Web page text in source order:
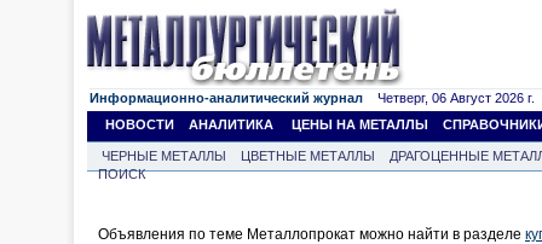
Информационно-аналитический журнал Четверг, 06 Август 2026 г.
НОВОСТИ
АНАЛИТИКА ЦЕНЫ НА МЕТАЛЛЫ
ЧЕРНЫЕ МЕТАЛЛЫ ЦВЕТНЫЕ МЕТАЛЛЫ
ДРАГОЦЕННЫЕ
ПОИСК
Объявления по теме Металлопрокат можно найти в разделе